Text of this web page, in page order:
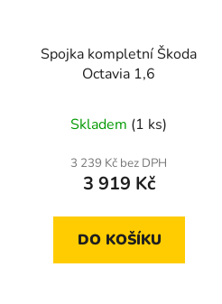
Spojka kompletní Škoda
Octavia 1,6
Skladem (1 ks)
3 239 Kč bez DPH
3 919 Kč
DO KOŠÍKU